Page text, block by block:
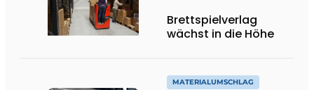
Brettspielverlag
wächst in die Höhe
MATERIALUMSCHLAG